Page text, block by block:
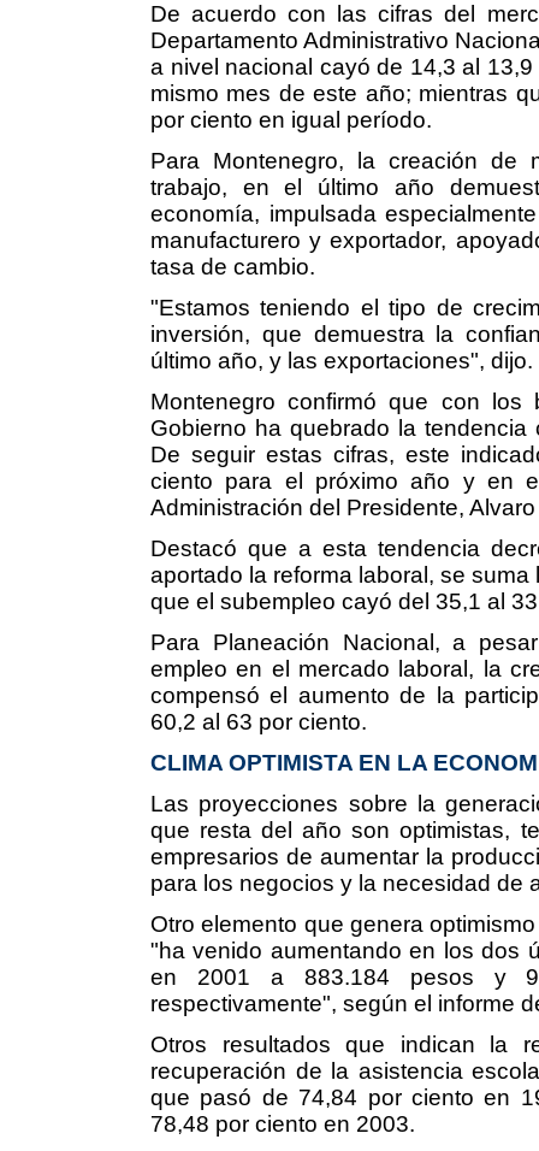
De acuerdo con las cifras del
Departamento Administrativo
a nivel nacional cayó de 14,3 al
mismo mes de este año; mientras
por ciento en igual período.
Para Montenegro, la creación
trabajo, en el último año
economía, impulsada
manufacturero y exportador,
tasa de cambio.
"Estamos teniendo el tipo de
inversión, que demuestra la
último año, y las exportaciones", dijo.
Montenegro confirmó que con los
Gobierno ha quebrado la
De seguir estas cifras, este
ciento para el próximo año y en
Administración del Presidente,
Destacó que a esta tendencia
aportado la reforma laboral, se
que el subempleo cayó del 35,1 al
Para Planeación Nacional, a
empleo en el mercado laboral, la
compensó el aumento de la
60,2 al 63 por ciento.
CLIMA OPTIMISTA EN LA
Las proyecciones sobre la
que resta del año son optimistas,
empresarios de aumentar la
para los negocios y la necesidad de
Otro elemento que genera
"ha venido aumentando en los dos
en 2001 a 883.184 pesos y
respectivamente", según el informe
Otros resultados que indican la
recuperación de la asistencia
que pasó de 74,84 por ciento en
78,48 por ciento en 2003.